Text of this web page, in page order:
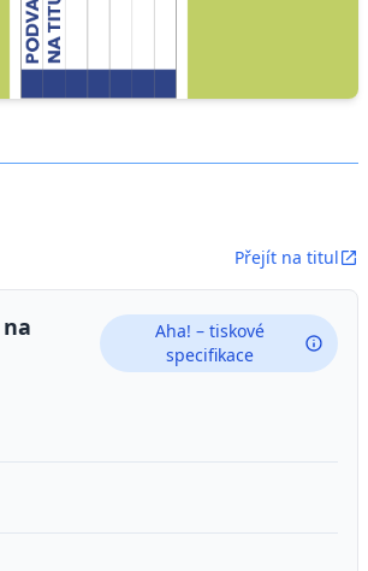
Přejít na titul
Aha! – tiskové
specifikace